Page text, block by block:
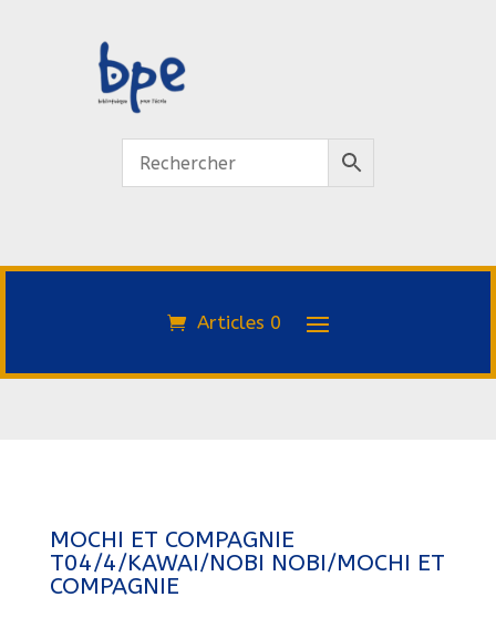
Articles 0
MOCHI ET COMPAGNIE
T04/4/KAWAI/NOBI NOBI/MOCHI ET
COMPAGNIE